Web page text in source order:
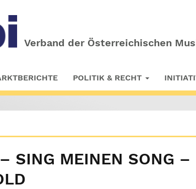
Verband der Österreichischen
POLITIK & RECHT
SING MEINEN SONG